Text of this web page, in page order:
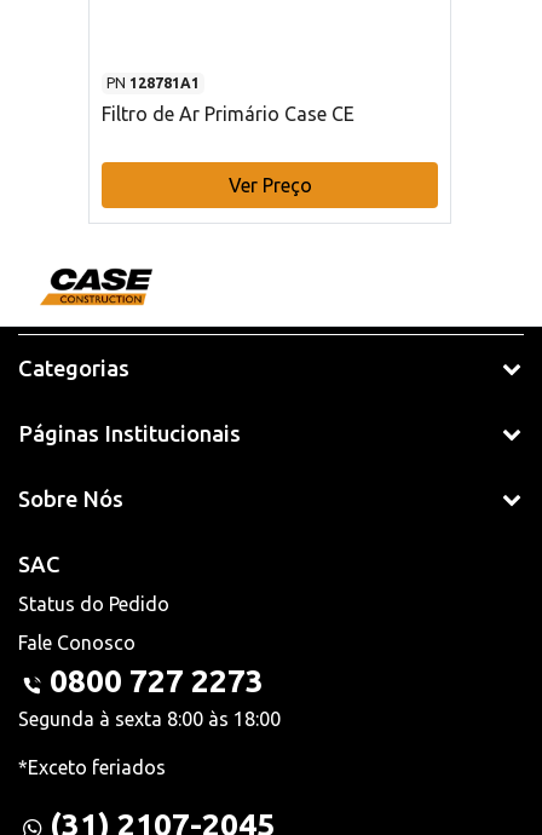
PN 128781A1
Filtro de Ar Primário Case CE
Ver Preço
Categorias
Páginas Institucionais
Sobre Nós
SAC
Status do Pedido
Fale Conosco
0800 727 2273
Segunda à sexta 8:00 às 18:00
*Exceto feriados
(31) 2107-2045